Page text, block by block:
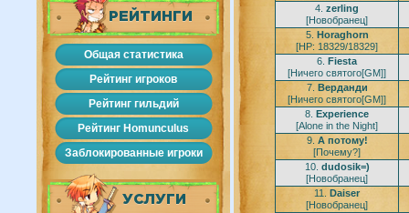
4. zerling
[Новобранец]
5. Horaghorn
[HP: 18329/18329]
6. Fiesta
[Ничего святого[GM]]
7. Верданди
[Ничего святого[GM]]
8. Experience
[Alone in the Night]
9. А потому!
[Почему?]
10. dudosik=)
[Новобранец]
11. Daiser
[Новобранец]
РЕЙТИНГИ
Общая статистика
Рейтинг игроков
Рейтинг гильдий
Рейтинг Homunculus
Заблокированные игроки
УСЛУГИ